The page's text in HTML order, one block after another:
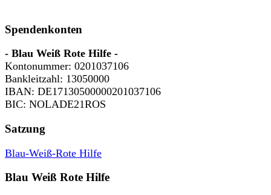
Spendenkonten
- Blau Weiß Rote Hilfe -
Kontonummer: 0201037106
Bankleitzahl: 13050000
IBAN: DE17130500000201037106
BIC: NOLADE21ROS
Satzung
Blau-Weiß-Rote Hilfe
Blau Weiß Rote Hilfe